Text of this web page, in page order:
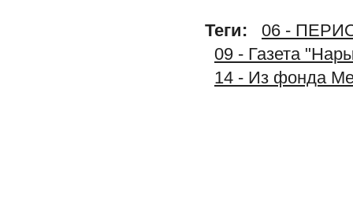
Теги:
06 -
09 - Газета
14 - Из фонда